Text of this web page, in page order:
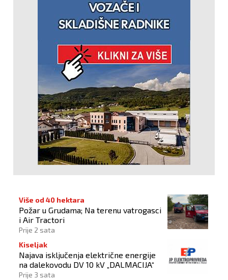
Više od 40 hektara
Požar u Grudama; Na terenu vatrogasci
i Air Tractori
Prije 2 sata
Kiseljak
Najava isključenja električne energije
na dalekovodu DV 10 kV „DALMACIJA“
Prije 3 sata